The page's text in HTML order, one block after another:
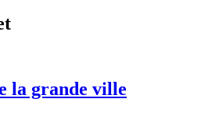
la grande ville